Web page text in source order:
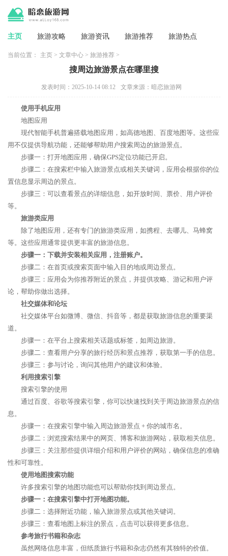
主页 旅游攻略 旅游资讯 旅游推荐 旅游热点
当前位置： 主页 > 文章中心 > 旅游推荐 >
搜周边旅游景点在哪里搜
发表时间：2025-10-14 08:12 文章来源：暗恋旅游网
使用手机应用
地图应用
现代智能手机普遍搭载地图应用，如高德地图、百度地图等。这些应
用不仅提供导航功能，还能够帮助用户搜索周边的旅游景点。
步骤一：打开地图应用，确保GPS定位功能已开启。
步骤二：在搜索栏中输入旅游景点或相关关键词，应用会根据你的位
置信息显示周边的景点。
步骤三：可以查看景点的详细信息，如开放时间、票价、用户评价
等。
旅游类应用
除了地图应用，还有专门的旅游类应用，如携程、去哪儿、马蜂窝
等。这些应用通常提供更丰富的旅游信息。
步骤一：下载并安装相关应用，注册账户。
步骤二：在首页或搜索页面中输入目的地或周边景点。
步骤三：应用会为你推荐附近的景点，并提供攻略、游记和用户评
论，帮助你做出选择。
社交媒体和论坛
社交媒体平台如微博、微信、抖音等，都是获取旅游信息的重要渠
道。
步骤一：在平台上搜索相关话题或标签，如周边旅游。
步骤二：查看用户分享的旅行经历和景点推荐，获取第一手的信息。
步骤三：参与讨论，询问其他用户的建议和体验。
利用搜索引擎
搜索引擎的使用
通过百度、谷歌等搜索引擎，你可以快速找到关于周边旅游景点的信
息。
步骤一：在搜索引擎中输入周边旅游景点 + 你的城市名。
步骤二：浏览搜索结果中的网页、博客和旅游网站，获取相关信息。
步骤三：关注那些提供详细介绍和用户评价的网站，确保信息的准确
性和可靠性。
使用地图搜索功能
许多搜索引擎的地图功能也可以帮助你找到周边景点。
步骤一：在搜索引擎中打开地图功能。
步骤二：选择附近功能，输入旅游景点或其他关键词。
步骤三：查看地图上标注的景点，点击可以获得更多信息。
参考旅行书籍和杂志
虽然网络信息丰富，但纸质旅行书籍和杂志仍然有其独特的价值。